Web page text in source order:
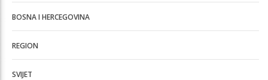
BOSNA I HERCEGOVINA
REGION
SVIJET